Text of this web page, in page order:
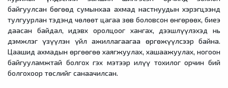
байгуулсан бөгөөд сумынхаа ахмад настнуудын хэрэгцээнд
тулгуурлан тэдэнд чөлөөт цагаа зөв боловсон өнгөрөөх, биеэ
даасан байдал, идэвх оролцоог хангах, дээшлүүлэхэд нь
дэмжлэг үзүүлэн үйл ажиллагаагаа өргөжүүлсээр байна.
Цаашид ахмадын өргөөгөө хаягжуулах, хашаажуулах, ногоон
байгууламжтай болгох гэх мэтээр илүү тохилог орчин бий
болгохоор төслийг санаачилсан.